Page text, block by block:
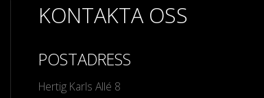
KONTAKTA OSS
POSTADRESS
Hertig Karls Allé 8